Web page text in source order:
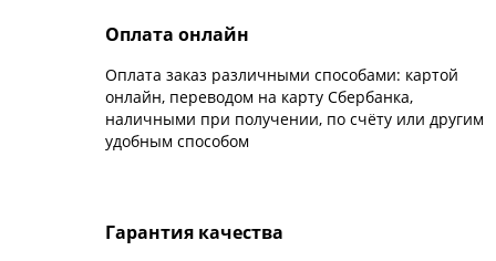
Оплата онлайн
Оплата заказ различными способами: картой
онлайн, переводом на карту Сбербанка,
наличными при получении, по счёту или другим
удобным способом
Гарантия качества